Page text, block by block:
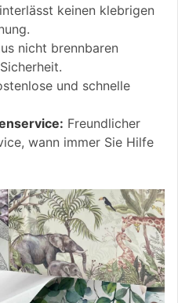
keinen klebrigen
nicht brennbaren
und schnelle
Freundlicher
wann immer Sie Hilfe